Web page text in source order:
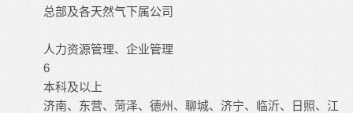
总部及各天然气下属公司
人力资源管理、企业管理
6
本科及以上
济南、东营、菏泽、德州、聊城、济宁、临沂、日照、江